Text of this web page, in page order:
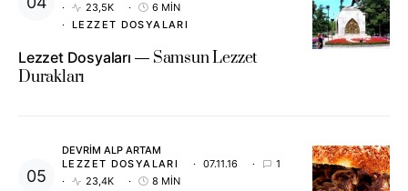
23,5K
6 MIN
LEZZET DOSYALARI
Lezzet Dosyaları
Samsun Lezzet
Durakları
DEVRIM ALP ARTAM
LEZZET DOSYALARI
07.11.16
1
23,4K
8 MIN